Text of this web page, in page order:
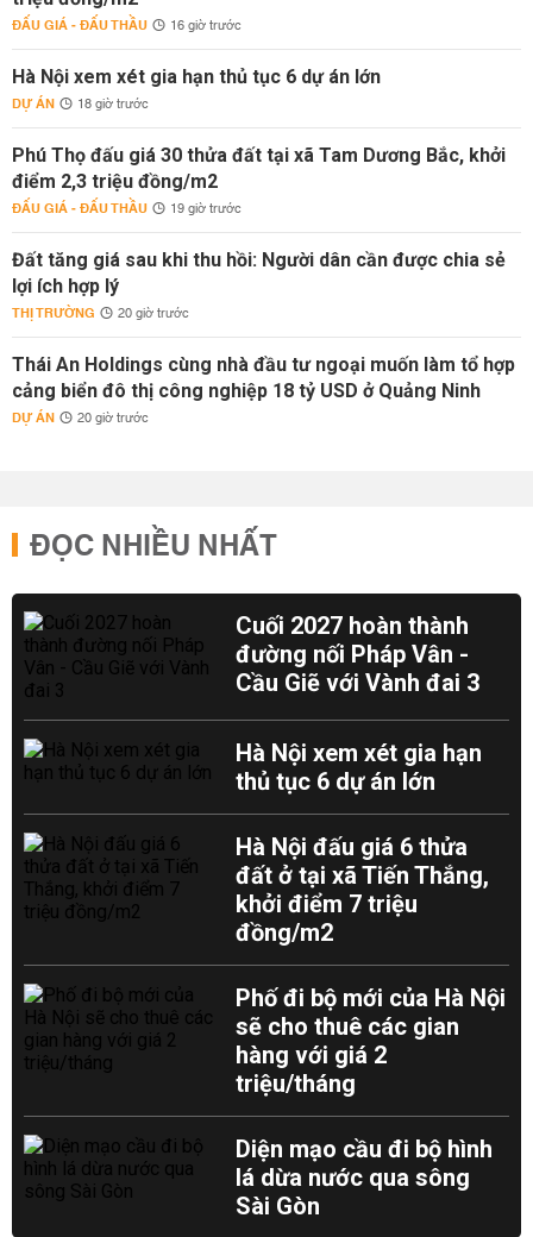
ĐẤU GIÁ - ĐẤU THẦU 16 giờ trước
Hà Nội xem xét gia hạn thủ tục 6 dự án lớn
DỰ ÁN 18 giờ trước
Phú Thọ đấu giá 30 thửa đất tại xã Tam Dương Bắc, khởi
điểm 2,3 triệu đồng/m2
ĐẤU GIÁ - ĐẤU THẦU 19 giờ trước
Đất tăng giá sau khi thu hồi: Người dân cần được chia sẻ
lợi ích hợp lý
THỊ TRƯỜNG 20 giờ trước
Thái An Holdings cùng nhà đầu tư ngoại muốn làm tổ hợp
cảng biển đô thị công nghiệp 18 tỷ USD ở Quảng Ninh
DỰ ÁN 20 giờ trước
ĐỌC NHIỀU NHẤT
Cuối 2027 hoàn thành
đường nối Pháp Vân -
Cầu Giẽ với Vành đai 3
Hà Nội xem xét gia hạn
thủ tục 6 dự án lớn
Hà Nội đấu giá 6 thửa
đất ở tại xã Tiến Thắng,
khởi điểm 7 triệu
đồng/m2
Phố đi bộ mới của Hà Nội
sẽ cho thuê các gian
hàng với giá 2
triệu/tháng
Diện mạo cầu đi bộ hình
lá dừa nước qua sông
Sài Gòn